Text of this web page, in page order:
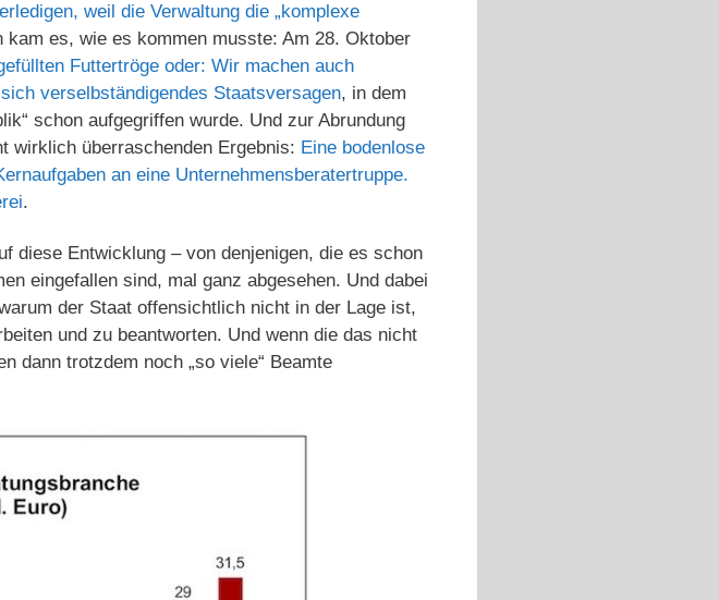
weil die Verwaltung die „komplexe
kam es, wie es kommen musste: Am 28. Oktober
Futtertröge oder: Wir machen auch
verselbständigendes Staatsversagen, in dem
schon aufgegriffen wurde. Und zur Abrundung
wirklich überraschenden Ergebnis: Eine bodenlose
an eine Unternehmensberatertruppe.
.
diese Entwicklung – von denjenigen, die es schon
eingefallen sind, mal ganz abgesehen. Und dabei
der Staat offensichtlich nicht in der Lage ist,
und zu beantworten. Und wenn die das nicht
dann trotzdem noch „so viele“ Beamte